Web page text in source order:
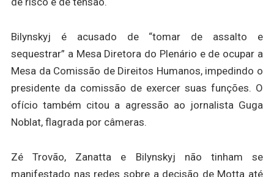
Bilynskyj é acusado de “tomar de assalto e
sequestrar” a Mesa Diretora do Plenário e de ocupar a
Mesa da Comissão de Direitos Humanos, impedindo o
presidente da comissão de exercer suas funções. O
ofício também citou a agressão ao jornalista Guga
Noblat, flagrada por câmeras.
Zé Trovão, Zanatta e Bilynskyj não tinham se
manifestado nas redes sobre a decisão de Motta até